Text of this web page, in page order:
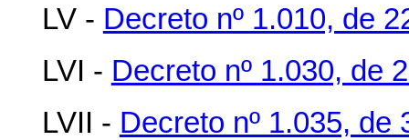
LV - Decreto nº 1.010, de
LVI - Decreto nº 1.030, de
LVII - Decreto nº 1.035, de